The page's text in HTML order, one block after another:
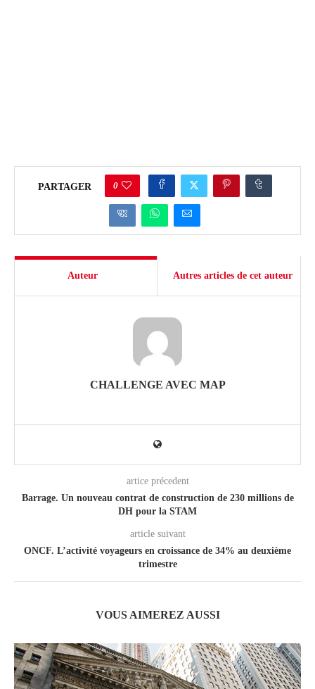
PARTAGER 0
Auteur Autres articles de cet auteur
CHALLENGE AVEC MAP
artice précedent
Barrage. Un nouveau contrat de construction de 230 millions de
DH pour la STAM
article suivant
ONCF. L’activité voyageurs en croissance de 34% au deuxième
trimestre
VOUS AIMEREZ AUSSI